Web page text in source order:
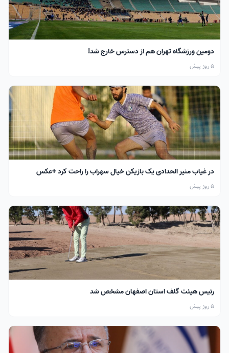
دومین ورزشگاه تهران هم از دسترس خارج شد!
5 روز پیش
در غیاب منیر الحدادی یک بازیکن خیال سهراب را راحت کرد +عکس
5 روز پیش
رئیس هیئت گلف استان اصفهان مشخص شد
5 روز پیش